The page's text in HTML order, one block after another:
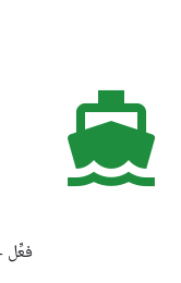
directions_boat
فعِّل